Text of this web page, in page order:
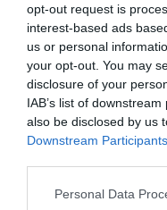
opt-out request is
interest-based ads
us or personal
your opt-out. You may
disclosure of your
IAB’s list of
also be disclosed by us
Downstream Participants
Please note that this
Personal Data